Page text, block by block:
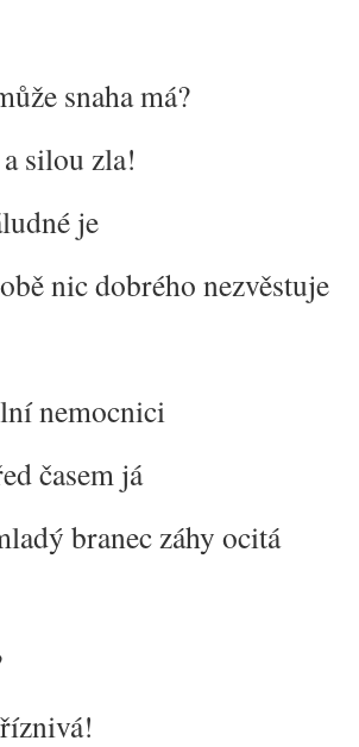
snaha má?
silou zla!
je
nic dobrého nezvěstuje
nemocnici
časem já
branec záhy ocitá